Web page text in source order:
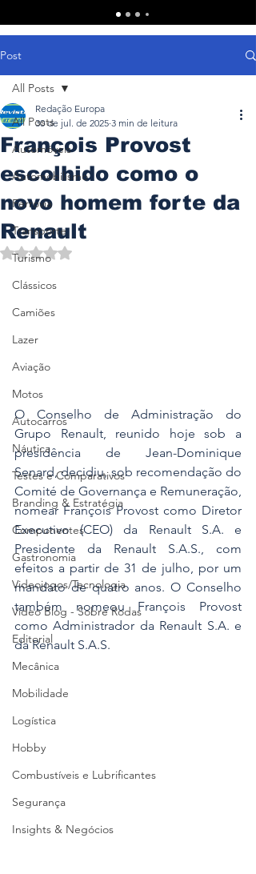
Post
All Posts
Automóveis
Automobilismo
Ferrovia
Transporte
Turismo
Clássicos
Camiões
Lazer
Aviação
Motos
Autocarros
Náutica
Testes e Comparativos
Branding & Estratégia
Componentes
Gastronomia
Videojogos/Tecnologia
Vídeo Blog - Sobre Rodas
Editorial
Mecânica
Mobilidade
Logística
Hobby
Combustíveis e Lubrificantes
Segurança
Insights & Negócios
All Posts
François Provost
escolhido como o
novo homem forte da
Renault
Redação Europa
30 de jul. de 2025 3 min de leitura
Avaliado com NaN de 5 estrelas.
O Conselho de Administração do
Grupo Renault, reunido hoje sob a
presidência de Jean-Dominique
Senard, decidiu, sob recomendação do
Comité de Governança e Remuneração,
nomear François Provost como Diretor
Executivo (CEO) da Renault S.A. e
Presidente da Renault S.A.S., com
efeitos a partir de 31 de julho, por um
mandato de quatro anos. O Conselho
também nomeou François Provost
como Administrador da Renault S.A. e
da Renault S.A.S.